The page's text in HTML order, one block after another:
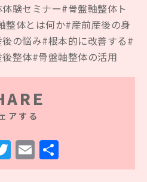
験セミナー#骨盤軸整体ト
整体とは何か#産前産後の身
の悩み#根本的に改善する#
整体#骨盤軸整体の活用
アする